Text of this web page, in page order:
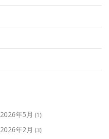
2026年5月 (1)
2026年2月 (3)